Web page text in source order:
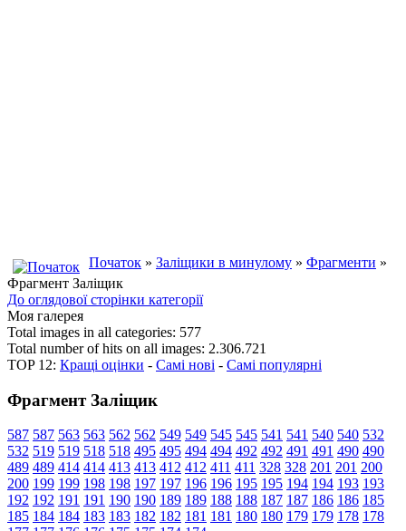
Початок » Заліщики в минулому » Фрагменти »
Фрагмент Заліщик
До оглядової сторінки категорії
Моя галерея
Total images in all categories: 577
Total number of hits on all images: 2.306.721
TOP 12: Кращі оцінки - Самі нові - Самі популярні
Фрагмент Заліщик
587 587 563 563 562 562 549 549 545 545 541 541 540 540 532
532 519 519 518 518 495 495 494 494 492 492 491 491 490 490
489 489 414 414 413 413 412 412 411 411 328 328 201 201 200
200 199 199 198 198 197 197 196 196 195 195 194 194 193 193
192 192 191 191 190 190 189 189 188 188 187 187 186 186 185
185 184 184 183 183 182 182 181 181 180 180 179 179 178 178